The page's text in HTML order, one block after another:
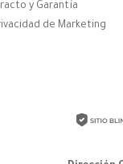
y Garantía
de Marketing